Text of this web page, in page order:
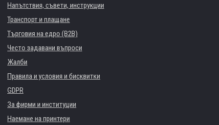
Напътствия, съвети, инструкции
Транспорт и плащане
Търговия на едро (B2B)
Често задавани въпроси
Жалби
Правила и условия и бисквитки
GDPR
За фирми и институции
Наемане на принтери